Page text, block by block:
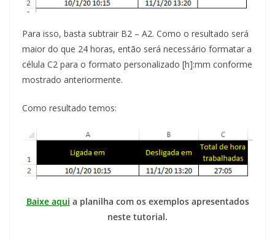
Para isso, basta subtrair B2 – A2. Como o resultado será
maior do que 24 horas, então será necessário formatar a
célula C2 para o formato personalizado [h]:mm conforme
mostrado anteriormente.
Como resultado temos:
Baixe aqui a planilha com os exemplos apresentados
neste tutorial.